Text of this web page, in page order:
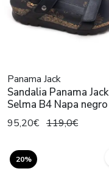
Panama Jack
Sandalia Panama Jack
Selma B4 Napa negro
95,20€ 119,0€
20%